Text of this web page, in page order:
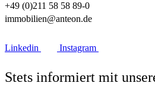
+49 (0)211 58 58 89-0
immobilien@anteon.de
Linkedin Instagram
Stets informiert mit